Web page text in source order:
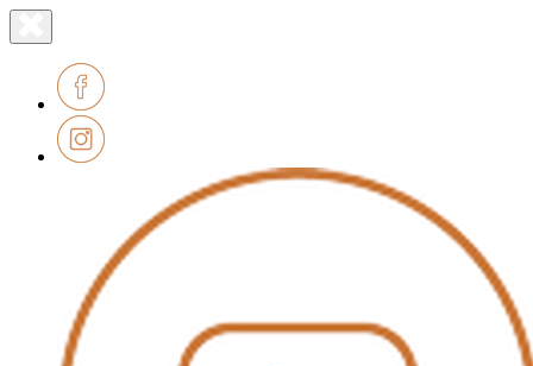
le
Lien
page
accueil